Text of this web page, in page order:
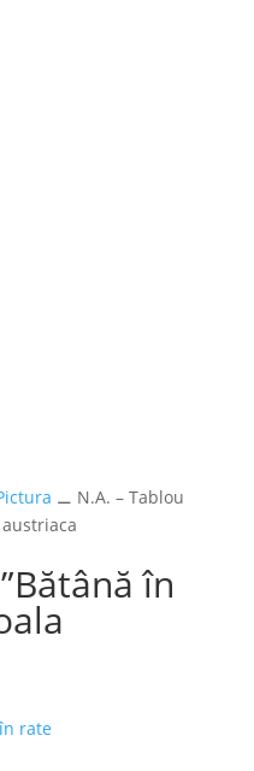
⚊ N.A. – Tablou
în
rate